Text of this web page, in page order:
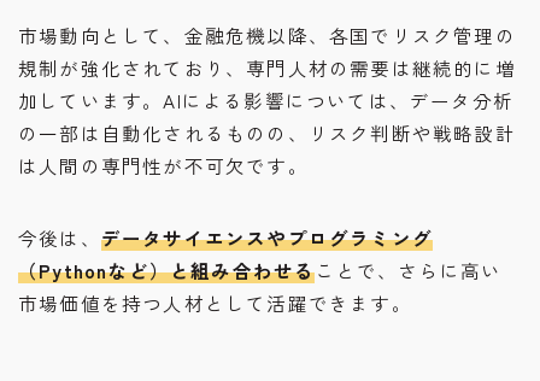
市場動向として、金融危機以降、各国でリスク管理の
規制が強化されており、専門人材の需要は継続的に増
加しています。AIによる影響については、データ分析
の一部は自動化されるものの、リスク判断や戦略設計
は人間の専門性が不可欠です。
今後は、 データサイエンスやプログラミング
（Pythonなど）と組み合わせることで、さらに高い
市場価値を持つ人材として活躍できます。